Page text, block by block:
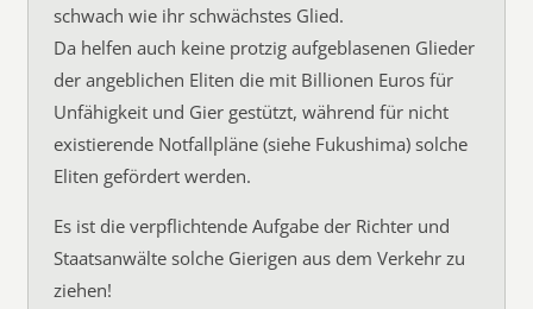
schwach wie ihr schwächstes Glied.
Da helfen auch keine protzig aufgeblasenen Glieder
der angeblichen Eliten die mit Billionen Euros für
Unfähigkeit und Gier gestützt, während für nicht
existierende Notfallpläne (siehe Fukushima) solche
Eliten gefördert werden.
Es ist die verpflichtende Aufgabe der Richter und
Staatsanwälte solche Gierigen aus dem Verkehr zu
ziehen!